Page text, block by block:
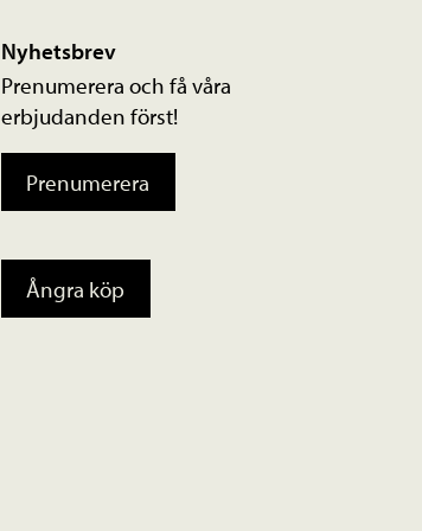
Nyhetsbrev
Prenumerera och få våra
erbjudanden först!
Prenumerera
Ångra köp